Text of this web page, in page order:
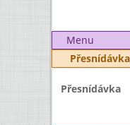
Menu
Přesnídávka